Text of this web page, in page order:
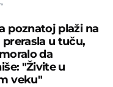
poznatoj plaži na
prerasla u tuču,
da
"Živite u
veku"